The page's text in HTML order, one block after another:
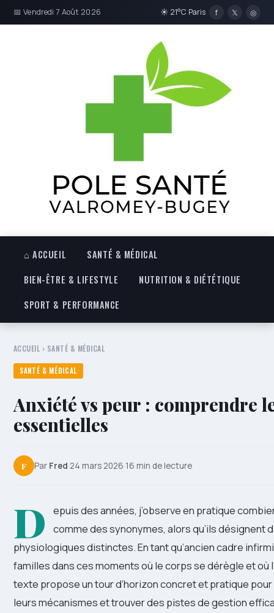
📅 Vendredi 7 Août 2026 ☀ 21°C Paris f 𝕏 ◎
⌂ ACCUEIL
SANTÉ & MÉDICAL
BIEN-ÊTRE & LIFESTYLE
NUTRITION & DIÉTÉTIQUE
SPORT & PERFORMANCE
ACCUEIL › SANTÉ & MÉDICAL
SANTÉ & MÉDICAL
Anxiété vs peur : comprendre
essentielles
F Par Fred·24 mars 2026·16 min de lecture
D
epuis des années, j’observe en pratique
comme des synonymes, alors qu’ils désignent
physiologiques distinctes. En tant qu’ancien cadre
familles dans ces moments où le corps se dérègle et où
texte propose un tour d’horizon concret et pratique
leurs mécanismes et trouver des pistes de gestion